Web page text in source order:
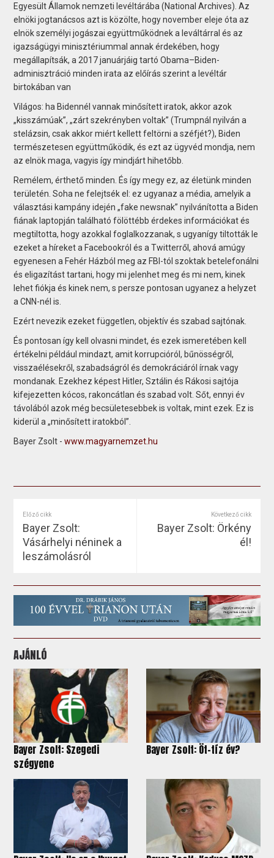
Egyesült Államok nemzeti levéltárába (National Archives). Az
elnöki jogtanácsos azt is közölte, hogy november eleje óta az
elnök személyi jogászai együttműködnek a leváltárral és az
igazságügyi minisztériummal annak érdekében, hogy
megállapítsák, a 2017 januárjáig tartó Obama–Biden-
adminisztráció minden irata az előírás szerint a levéltár
birtokában van
Világos: ha Bidennél vannak minősített iratok, akkor azok
„kisszámúak”, „zárt szekrényben voltak” (Trumpnál nyilván a
stelázsin, csak akkor miért kellett feltörni a széfjét?), Biden
természetesen együttműködik, és ezt az ügyvéd mondja, nem
az elnök maga, vagyis így mindjárt hihetőbb.
Remélem, érthető minden. És így megy ez, az életünk minden
területén. Soha ne felejtsék el: ez ugyanaz a média, amelyik a
választási kampány idején „fake newsnak” nyilvánította a Biden
fiának laptopján található fölöttébb érdekes információkat és
megtiltotta, hogy azokkal foglalkozzanak, s ugyanígy tiltották le
ezeket a híreket a Facebookról és a Twitterről, ahová amúgy
egyenesen a Fehér Házból meg az FBI-tól szoktak betelefonálni
és eligazítást tartani, hogy mi jelenhet meg és mi nem, kinek
lehet fiókja és kinek nem, s persze pontosan ugyanez a helyzet
a CNN-nél is.
Ezért nevezik ezeket független, objektív és szabad sajtónak.
És pontosan így kell olvasni mindet, és ezek ismeretében kell
értékelni például mindazt, amit korrupcióról, bűnösségről,
visszaélésekről, szabadságról és demokráciáról írnak vagy
mondanak. Ezekhez képest Hitler, Sztálin és Rákosi sajtója
kifejezetten kócos, rakoncátlan és szabad volt. Sőt, ennyi év
távolából azok még becsületesebbek is voltak, mint ezek. Ez is
kiderül a „minősített iratokból”.
Bayer Zsolt -www.magyarnemzet.hu
Előző cikk
Bayer Zsolt:
Vásárhelyi néninek a
leszámolásról
Következő cikk
Bayer Zsolt: Örkény
él!
AJÁNLÓ
Bayer Zsolt: Szegedi
szégyene
Bayer Zsolt: Öt-tíz év?